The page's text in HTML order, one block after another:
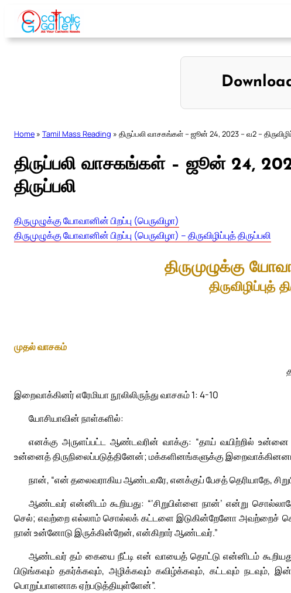
Skip
content
Home » Tamil Mass Reading » திருப்பலி வாசகங்கள் – ஜூன் 24, 2023 – வ2 –
திருப்பலி வாசகங்கள் – ஜூன் 24,
திருப்பலி
திருமுழுக்கு யோவானின் பிறப்பு (பெருவிழா)
திருமுழுக்கு யோவானின் பிறப்பு (பெருவிழா) – திருவிழிப்புத் திருப்பலி
திருமுழுக்கு
திருவிழிப்புத்
முதல் வாசகம்
இறைவாக்கினர் எரேமியா நூலிலிருந்து வாசகம் 1: 4-10
யோசியாவின் நாள்களில்:
எனக்கு அருளப்பட்ட ஆண்டவரின் வாக்கு: “தாய் வயிற்றில் உன்னை
உன்னைத் திருநிலைப்படுத்தினேன்; மக்களினங்களுக்கு
நான், “என் தலைவராகிய ஆண்டவரே, எனக்குப் பேசத் தெரியாதே,
ஆண்டவர் என்னிடம் கூறியது: “‘சிறுபிள்ளை நான்’ என்று
செல்; எவற்றை எல்லாம் சொல்லக் கட்டளை இடுகின்றேனோ அவற்றைச்
நான் உன்னோடு இருக்கின்றேன், என்கிறார் ஆண்டவர்.”
ஆண்டவர் தம் கையை நீட்டி என் வாயைத் தொட்டு என்னிடம்
பிடுங்கவும் தகர்க்கவும், அழிக்கவும் கவிழ்க்கவும், கட்டவும்
பொறுப்பாளனாக ஏற்படுத்தியுள்ளேன்”.